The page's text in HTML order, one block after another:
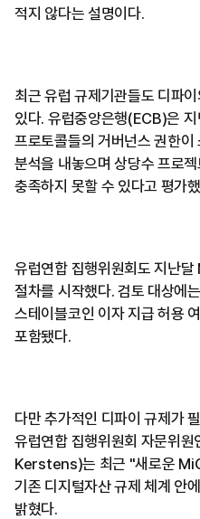
적지 않다는 설명이다.
최근 유럽 규제기관들도 디파
있다. 유럽중앙은행(ECB)은 지
프로토콜들의 거버넌스 권한
분석을 내놓으며 상당수 프로
충족하지 못할 수 있다고 평가
유럽연합 집행위원회도 지난
절차를 시작했다. 검토 대상에
스테이블코인 이자 지급 허용
포함됐다.
다만 추가적인 디파이 규제가
유럽연합 집행위원회 자문위
Kerstens)는 최근 "새로운
기존 디지털자산 규제 체계 안
밝혔다.